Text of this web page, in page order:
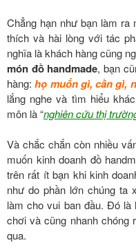
Chẳng hạn như bạn làm
thích và hài lòng với tác
nghĩa là khách hàng cũng
món đồ handmade, bạn
hàng:họ muốn gì, cần gì,
lắng nghe và tìm hiểu
môn là “nghiên cứu thị
Và chắc chắn còn nhiều
muốn kinh doanh đồ
trên rất ít bạn khi kinh
như do phần lớn chúng ta
làm cho vui ban đầu. Đó
chơi và cũng nhanh chóng
qua.